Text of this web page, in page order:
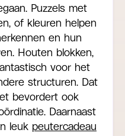
Puzzels met
of kleuren helpen
en hun
Houten blokken,
voor het
structuren. Dat
bevordert ook
Daarnaast
leuk peutercadeau